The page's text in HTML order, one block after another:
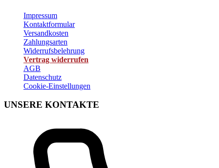
Impressum
Kontaktformular
Versandkosten
Zahlungsarten
Widerrufsbelehrung
Vertrag widerrufen
AGB
Datenschutz
Cookie-Einstellungen
UNSERE KONTAKTE